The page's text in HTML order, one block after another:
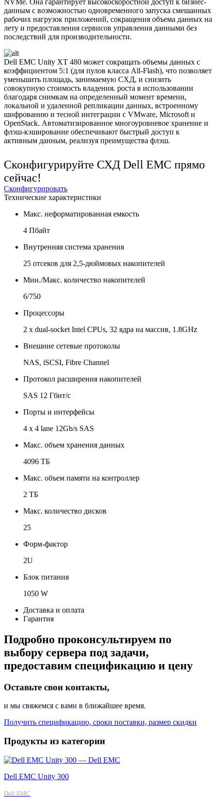
данным с возможностью одновременного запуска смешанных
рабочих нагрузок приложений, сокращения объема данных на
лету и предоставления сервисов управления данными без
последствий для производительности.
Dell EMC Unity XT 480 может сокращать объемы данных с
коэффициентом 5:1 (для пулов класса All-Flash), что позволяет
уменьшить площадь, занимаемую СХД, и снизить
совокупную стоимость владения. роста в использовании
благодаря снимкам на определенный момент времени,
локальной и удаленной репликации данных, встроенному
шифрованию и тесной интеграции с VMware, Microsoft и
OpenStack. Автоматизированное многоуровневое хранение и
флэш-кэширование обеспечивают быстрый доступ к
активным данным, реализуя преимущества флэш.
Сконфигурируйте СХД Dell EMC прямо
сейчас!
Сконфигурировать
Технические характеристики
Макс. неформатированная емкость
4 Пбайт
Внутренняя система хранения
25 отсеков для 2,5-дюймовых накопителей
Мин./Макс. количество накопителей
6/750
Процессоры
2 x dual-socket Intel CPUs, 32 ядра на массив, 1.8GHz
Внешние сетевые протоколы
NAS, iSCSI, Fibre Channel
Протокол расширения накопителей
SAS 12 Гбит/с
Порты и интерфейсы
4 x 4 lane 12Gb/s SAS
Макс. объем хранения данных
4096 ТБ
Макс. объем памяти на контроллер
2 ТБ
Макс. количество дисков
25
Форм-фактор
2U
Блок питания
1050 W
Доставка и оплата
Гарантия
Подробно проконсультируем по
выбору сервера под задачи,
предоставим спецификацию и цену
Оставьте свои контакты,
и мы свяжемся с вами в ближайшее время.
Получить спецификацию, сроки поставки, размер скидки
Продукты из категории
Dell EMC Unity 300
Dell EMC